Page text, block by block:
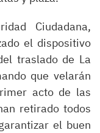
Ciudadana,
el dispositivo
traslado de La
que velarán
acto de las
retirado todos
el buen